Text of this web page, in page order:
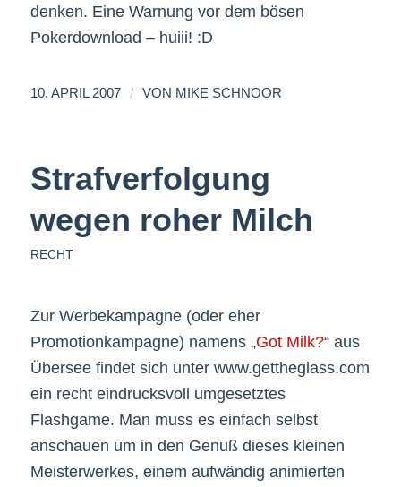
denken. Eine Warnung vor dem bösen
Pokerdownload – huiii! :D
10. APRIL 2007 / VON MIKE SCHNOOR
Strafverfolgung
wegen roher Milch
RECHT
Zur Werbekampagne (oder eher
Promotionkampagne) namens „Got Milk?“ aus
Übersee findet sich unter www.gettheglass.com
ein recht eindrucksvoll umgesetztes
Flashgame. Man muss es einfach selbst
anschauen um in den Genuß dieses kleinen
Meisterwerkes, einem aufwändig animierten